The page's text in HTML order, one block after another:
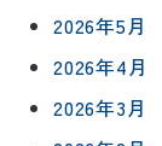
2026年5月
2026年4月
2026年3月